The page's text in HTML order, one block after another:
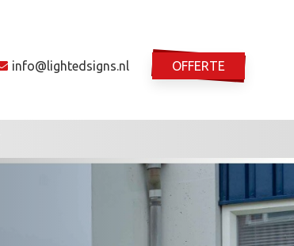
info@lightedsigns.nl OFFERTE